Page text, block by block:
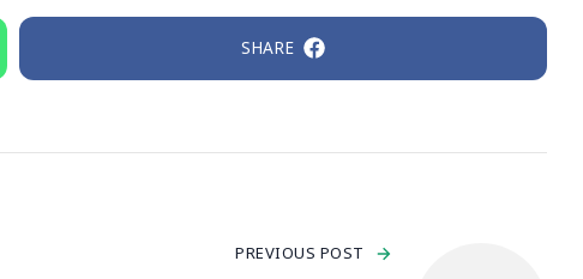
SHARE
PREVIOUS POST